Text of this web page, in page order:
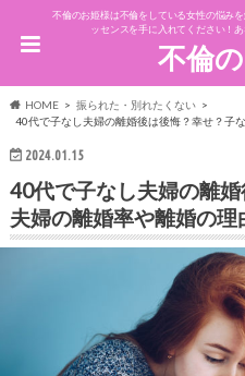
不倫のお姫様は不倫をしている女性の悩み
ッセンスを手に入れてください！
不倫
HOME
振られた・別れたくない
40代で子なし夫婦の離婚後は後悔？幸せ？子
2024.01.15
40代で子なし夫婦の離
夫婦の離婚率や離婚の